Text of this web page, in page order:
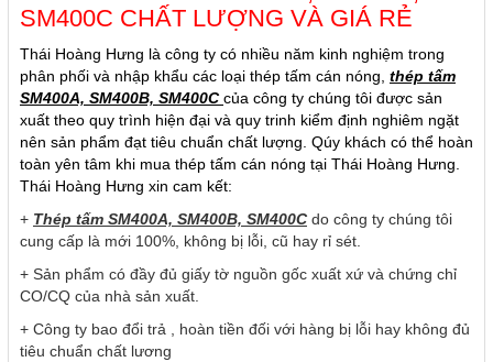
SM400C CHẤT LƯỢNG VÀ GIÁ RẺ
Thái Hoàng Hưng là công ty có nhiều năm kinh nghiệm trong
phân phối và nhập khẩu các loại thép tấm cán nóng, thép tấm
SM400A, SM400B, SM400Ccủa công ty chúng tôi được sản
xuất theo quy trình hiện đại và quy trinh kiểm định nghiêm ngặt
nên sản phẩm đạt tiêu chuẩn chất lượng. Qúy khách có thể hoàn
toàn yên tâm khi mua thép tấm cán nóng tại Thái Hoàng Hưng.
Thái Hoàng Hưng xin cam kết:
+ Thép tấm SM400A, SM400B, SM400C do công ty chúng tôi
cung cấp là mới 100%, không bị lỗi, cũ hay rỉ sét.
+ Sản phẩm có đầy đủ giấy tờ nguồn gốc xuất xứ và chứng chỉ
CO/CQ của nhà sản xuất.
+ Công ty bao đổi trả , hoàn tiền đối với hàng bị lỗi hay không đủ
tiêu chuẩn chất lương